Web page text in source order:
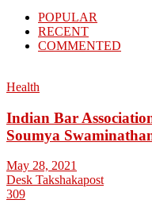
POPULAR
RECENT
COMMENTED
Health
Indian Bar
Soumya
May 28, 2021
Desk Takshakapost
309